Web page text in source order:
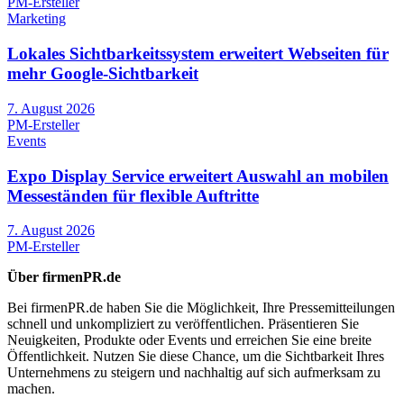
Marketing
Lokales Sichtbarkeitssystem erweitert Webseiten für
mehr Google-Sichtbarkeit
7. August 2026
PM-Ersteller
Events
Expo Display Service erweitert Auswahl an mobilen
Messeständen für flexible Auftritte
7. August 2026
PM-Ersteller
Über firmenPR.de
Bei firmenPR.de haben Sie die Möglichkeit, Ihre Pressemitteilungen
schnell und unkompliziert zu veröffentlichen. Präsentieren Sie
Neuigkeiten, Produkte oder Events und erreichen Sie eine breite
Öffentlichkeit. Nutzen Sie diese Chance, um die Sichtbarkeit Ihres
Unternehmens zu steigern und nachhaltig auf sich aufmerksam zu
machen.